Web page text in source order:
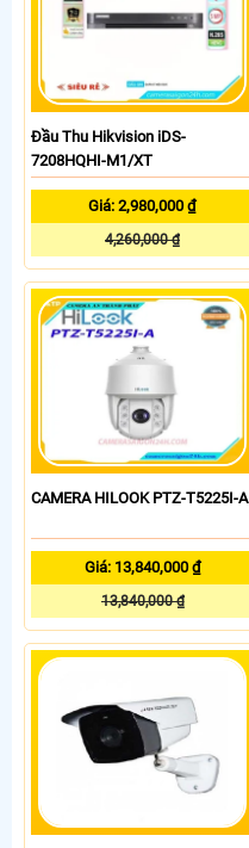
Đầu Thu Hikvision iDS-
7208HQHI-M1/XT
Giá: 2,980,000 ₫
4,260,000 ₫
CAMERA HILOOK PTZ-T5225I-A
Giá: 13,840,000 ₫
13,840,000 ₫